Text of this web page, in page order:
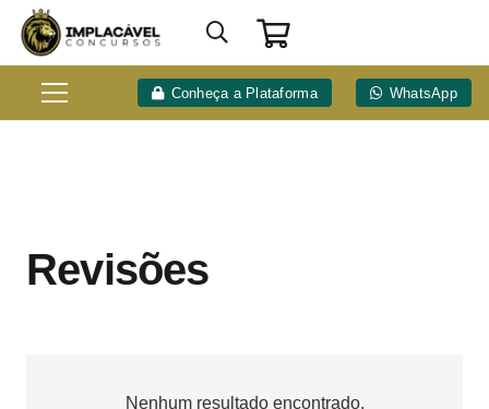
Conheça a Plataforma WhatsApp
Revisões
Nenhum resultado encontrado.